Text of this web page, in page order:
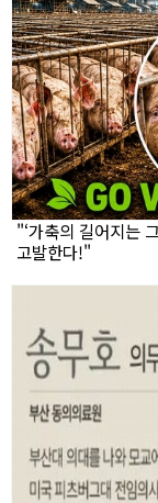
"‘가축의 길어지는
고발한다!"